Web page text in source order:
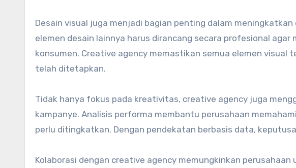
Desain visual juga menjadi bagian penting dalam
elemen desain lainnya harus dirancang secara profesional
konsumen. Creative agency memastikan semua elemen
telah ditetapkan.
Tidak hanya fokus pada kreativitas, creative agency juga
kampanye. Analisis performa membantu perusahaan
perlu ditingkatkan. Dengan pendekatan berbasis data,
Kolaborasi dengan creative agency memungkinkan